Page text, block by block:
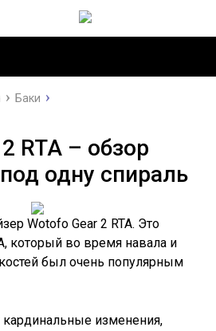
Баки
RTA – обзор
одну спираль
Wotofo Gear 2 RTA. Это
который во время навала и
был очень популярным
изменения,